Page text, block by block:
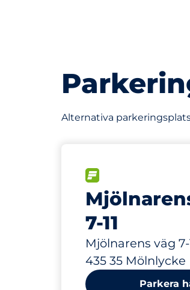
Alternativa
7-11
Mjölnarens väg 7-
435 35 Mölnlycke
30 m
Parkera